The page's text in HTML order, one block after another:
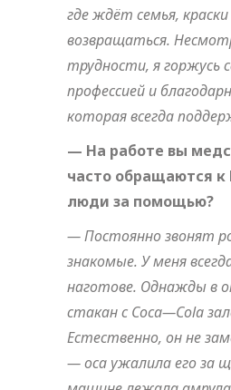
где ждёт семья,
возвращаться.
трудности, я горжусь
профессией и
которая всегда
— На работе вы
часто обращаются к
люди за помощью?
— Постоянно звонят
знакомые. У меня
наготове. Однажды в
стакан с Coca—Cola
Естественно, он не
— оса ужалила его за